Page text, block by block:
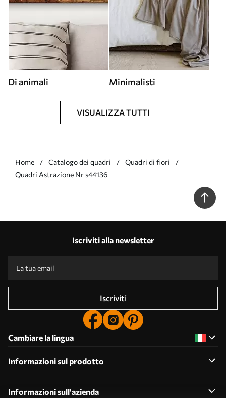
Di animali Minimalisti
VISUALIZZA TUTTI
Home Catalogo dei quadri
Quadri di fiori
Quadri Astrazione Nr s44136
Iscriviti alla newsletter
Iscriviti
Cambiare la lingua
Informazioni sul prodotto
Informazioni sull'azienda